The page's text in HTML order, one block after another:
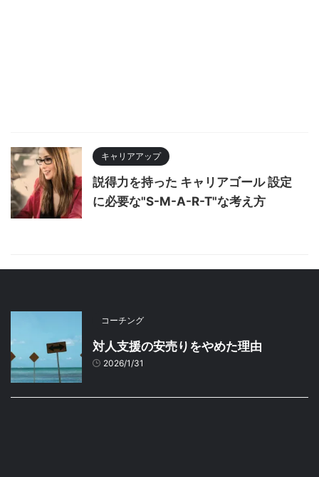
キャリアアップ
説得力を持った キャリアゴール 設定
に必要な"S-M-A-R-T"な考え方
コーチング
対人支援の安売りをやめた理由
2026/1/31